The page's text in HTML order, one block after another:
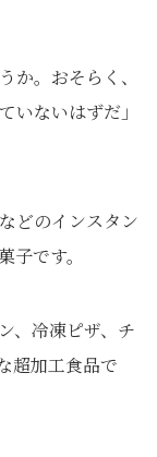
か。おそらく、
いないはずだ」
どのインスタン
子です。
、冷凍ピザ、チ
超加工食品で